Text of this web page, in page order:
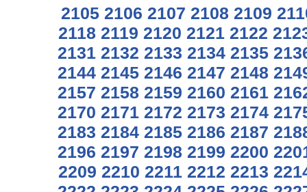
2105 2106 2107 2108 2109
2118 2119 2120 2121 2122
2131 2132 2133 2134 2135
2144 2145 2146 2147 2148
2157 2158 2159 2160 2161
2170 2171 2172 2173 2174
2183 2184 2185 2186 2187
2196 2197 2198 2199 2200
2209 2210 2211 2212 2213